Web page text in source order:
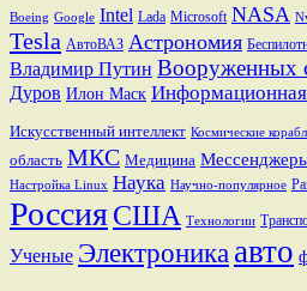
Boeing Google Intel Lada Microsoft NASA
Tesla АвтоВАЗ Астрономия
Владимир Путин Вооруженных
Дуров Илон Маск Информационная
Искусственный интеллект Космические
область МКС Медицина
Настройка Linux Наука Научно-популярное
РоссияСША Технологии
Ученые Электроника авто